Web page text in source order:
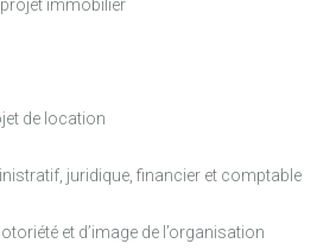
immobilier
de location
juridique, financier et comptable
et d’image de l’organisation